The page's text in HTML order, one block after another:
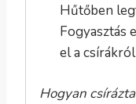
Hűtőben
Fogyasztás
el a
Hogyan